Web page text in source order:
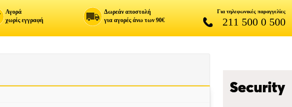
Αγορά
χωρίς εγγραφή
Δωρεάν αποστολή
για αγορές άνω των 90€
Για τηλεφωνικές παραγγελίες
211 500 0 500